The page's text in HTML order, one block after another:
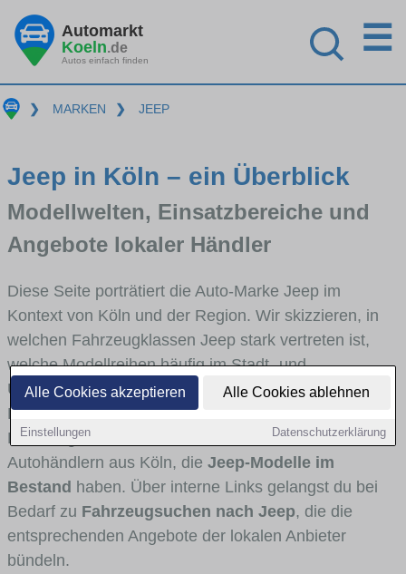
Alle Cookies akzeptieren Alle Cookies ablehnen
Einstellungen Datenschutzerklärung
Automarkt
Koeln.de
Autos einfach finden
☰
❯ MARKEN ❯ JEEP
Jeep in Köln – ein Überblick
Modellwelten, Einsatzbereiche und
Angebote lokaler Händler
Diese Seite porträtiert die Auto-Marke Jeep im
Kontext von Köln und der Region. Wir skizzieren, in
welchen Fahrzeugklassen Jeep stark vertreten ist,
welche Modellreihen häufig im Stadt- und
Umlandverkehr zu sehen sind und für welche
Fahrertypen die Marke interessant ist. Viele
Fahrzeuge stammen von Autohäusern und
Autohändlern aus Köln, die Jeep-Modelle im
Bestand haben. Über interne Links gelangst du bei
Bedarf zu Fahrzeugsuchen nach Jeep, die die
entsprechenden Angebote der lokalen Anbieter
bündeln.